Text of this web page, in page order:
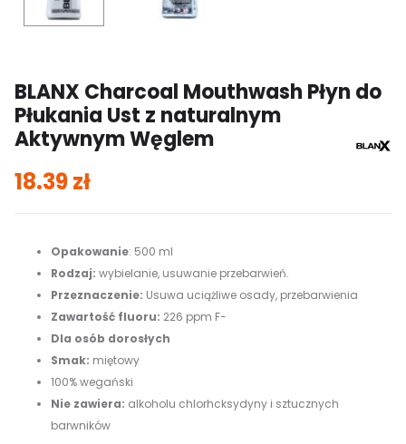
BLANX Charcoal Mouthwash Płyn do
Płukania Ust z naturalnym
Aktywnym Węglem
18.39zł
Opakowanie: 500 ml
Rodzaj: wybielanie, usuwanie przebarwień.
Przeznaczenie: Usuwa uciążliwe osady, przebarwienia
Zawartość fluoru: 226 ppm F-
Dla osób dorosłych
Smak: miętowy
100% wegański
Nie zawiera: alkoholu chlorhcksydyny i sztucznych
barwników